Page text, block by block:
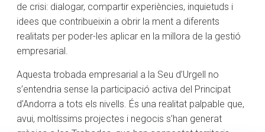
de crisi: dialogar, compartir experiències, inquietuds i
idees que contribueixin a obrir la ment a diferents
realitats per poder-les aplicar en la millora de la gestió
empresarial.
Aquesta trobada empresarial a la Seu d’Urgell no
s’entendria sense la participació activa del Principat
d’Andorra a tots els nivells. És una realitat palpable que,
avui, moltíssims projectes i negocis s’han generat